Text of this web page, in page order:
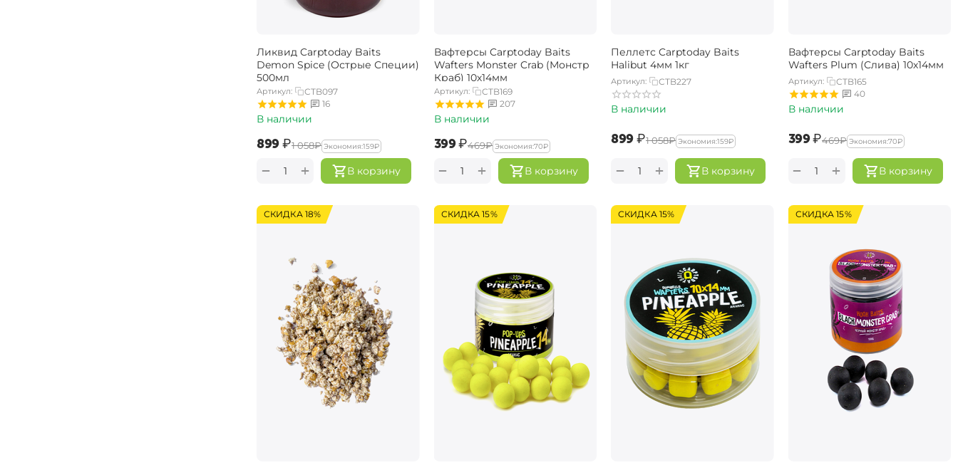
Ликвид Carptoday Baits
Demon Spice (Острые Специи)
500мл
Артикул:
CTB097
16
В наличии
‍899‍₽‍1 058‍₽ Экономия:‍159‍₽
В корзину
+
−
Вафтерсы Carptoday Baits
Wafters Monster Crab (Монстр
Краб) 10х14мм
Артикул:
CTB169
207
В наличии
‍399‍₽‍469‍₽ Экономия:‍70‍₽
В корзину
+
−
Пеллетс Carptoday Baits
Halibut 4мм 1кг
Артикул: CTB227
В наличии
‍899‍₽‍1 058‍₽ Экономия:‍159‍₽
В корзину
+
−
Вафтерсы Carptoday Baits
Wafters Plum (Слива) 10х14мм
Артикул:
CTB165
40
В наличии
‍399‍₽‍469‍₽ Экономия:‍70‍₽
В корзину
+
−
СКИДКА 18% СКИДКА 15% СКИДКА 15% СКИДКА 15%